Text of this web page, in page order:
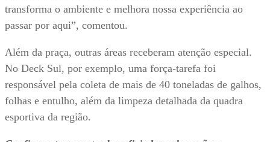
transforma o ambiente e melhora nossa experiência ao
passar por aqui”, comentou.
Além da praça, outras áreas receberam atenção especial.
No Deck Sul, por exemplo, uma força-tarefa foi
responsável pela coleta de mais de 40 toneladas de galhos,
folhas e entulho, além da limpeza detalhada da quadra
esportiva da região.